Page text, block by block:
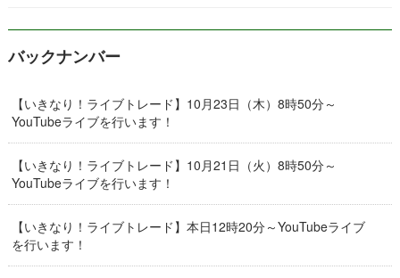
バックナンバー
【いきなり！ライブトレード】10月23日（木）8時50分～
YouTubeライブを行います！
【いきなり！ライブトレード】10月21日（火）8時50分～
YouTubeライブを行います！
【いきなり！ライブトレード】本日12時20分～YouTubeライブ
を行います！